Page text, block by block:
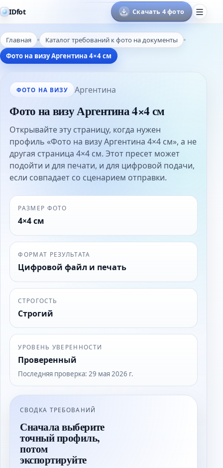
IDfot Скачать 4 фото
Главная
Каталог требований к фото на документы
Фото на визу Аргентина 4×4 см
ФОТО НА ВИЗУ Аргентина
Фото на визу Аргентина 4×4 см
Открывайте эту страницу, когда нужен
профиль «Фото на визу Аргентина 4×4 см», а не
другая страница 4×4 см. Этот пресет может
подойти и для печати, и для цифровой подачи,
если совпадает со сценарием отправки.
РАЗМЕР ФОТО
4×4 см
ФОРМАТ РЕЗУЛЬТАТА
Цифровой файл и печать
СТРОГОСТЬ
Строгий
УРОВЕНЬ УВЕРЕННОСТИ
Проверенный
Последняя проверка:29 мая 2026 г.
СВОДКА ТРЕБОВАНИЙ
Сначала выберите
точный профиль,
потом
экспортируйте